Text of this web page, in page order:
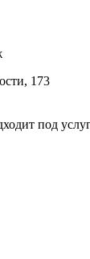
173
под